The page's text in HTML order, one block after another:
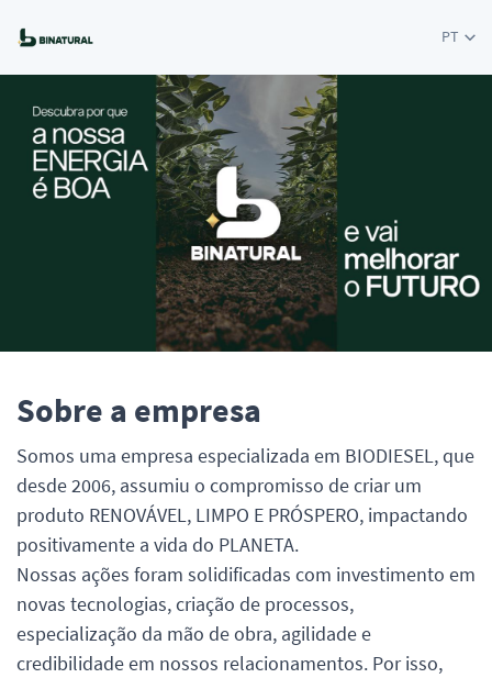
PT
Sobre a empresa
Somos uma empresa especializada em BIODIESEL, que
desde 2006, assumiu o compromisso de criar um
produto RENOVÁVEL, LIMPO E PRÓSPERO, impactando
positivamente a vida do PLANETA.
Nossas ações foram solidificadas com investimento em
novas tecnologias, criação de processos,
especialização da mão de obra, agilidade e
credibilidade em nossos relacionamentos. Por isso,